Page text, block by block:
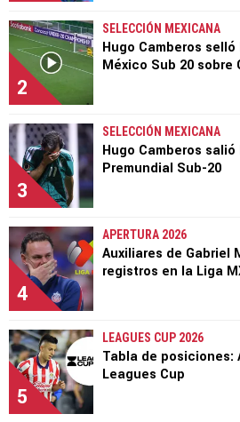
2
SELECCIÓN MEXICANA
Hugo Camberos
México Sub 20 sobre
3
SELECCIÓN MEXICANA
Hugo Camberos
Premundial Sub-20
4
APERTURA 2026
Auxiliares de Gabriel
registros en la Liga
5
LEAGUES CUP 2026
Tabla de posiciones:
Leagues Cup